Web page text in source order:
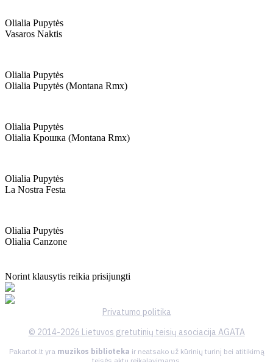
Olialia Pupytės
Vasaros Naktis
Olialia Pupytės
Olialia Pupytės (montana Rmx)
Olialia Pupytės
Olialia Крошка (montana Rmx)
Olialia Pupytės
La Nostra Festa
Olialia Pupytės
Olialia Canzone
Norint klausytis reikia prisijungti
Privatumo politika
© 2014-2026 Lietuvos gretutinių teisių asociacija AGATA
Pakartot.lt yra muzikos biblioteka ir neatsako už kūrinių turinį bei atitikimą